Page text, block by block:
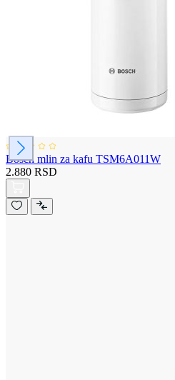
Bosch mlin za kafu TSM6A011W
2.880 RSD